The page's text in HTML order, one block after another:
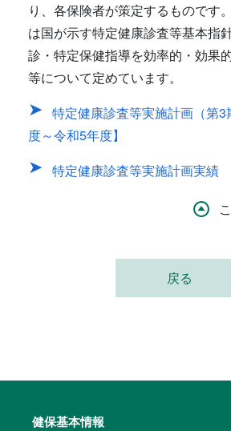
り、各保険者が策定するものです
は国が示す特定健康診査等基本指
診・特定保健指導を効率的・効果
等について定めています。
特定健康診査等実施計画（第
度～令和5年度】
特定健康診査等実施計画実績
戻る
健保基本情報